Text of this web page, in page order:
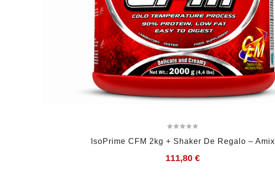
IsoPrime CFM 2kg + Shaker De Regalo – Amix
111,80 €